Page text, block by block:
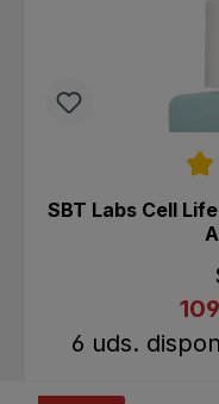
Calificación
SBT Labs Cell
6 uds.